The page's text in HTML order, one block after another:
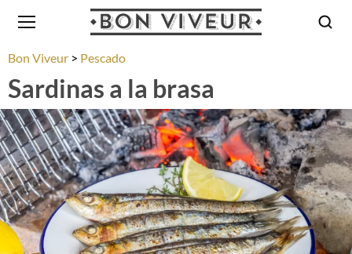
Bon Viveur Pescado
Sardinas a la brasa